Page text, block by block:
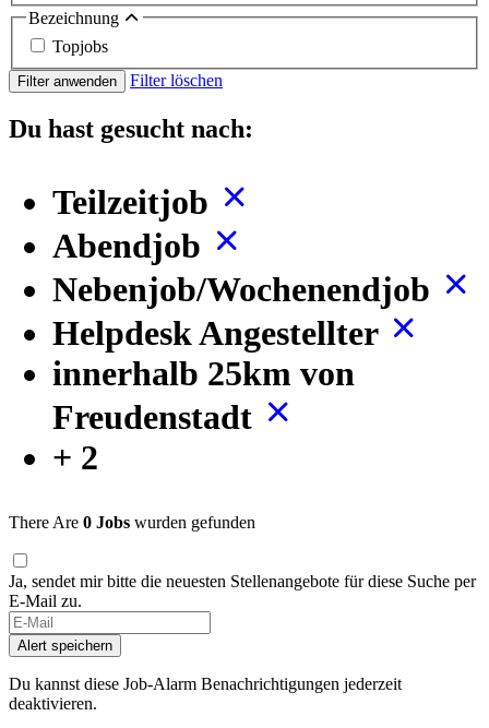
Bezeichnung
Topjobs
Filter anwenden Filter löschen
Du hast gesucht nach:
Teilzeitjob
Abendjob
Nebenjob/Wochenendjob
Helpdesk Angestellter
innerhalb 25km von
Freudenstadt
+ 2
There Are 0 Jobs wurden gefunden
Ja, sendet mir bitte die neuesten Stellenangebote für diese Suche per
E-Mail zu.
Alert speichern
Du kannst diese Job-Alarm Benachrichtigungen jederzeit
deaktivieren.